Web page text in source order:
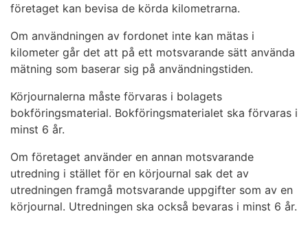
företaget kan bevisa de körda kilometrarna.
Om användningen av fordonet inte kan mätas i
kilometer går det att på ett motsvarande sätt använda
mätning som baserar sig på användningstiden.
Körjournalerna måste förvaras i bolagets
bokföringsmaterial. Bokföringsmaterialet ska förvaras i
minst 6 år.
Om företaget använder en annan motsvarande
utredning i stället för en körjournal sak det av
utredningen framgå motsvarande uppgifter som av en
körjournal. Utredningen ska också bevaras i minst 6 år.